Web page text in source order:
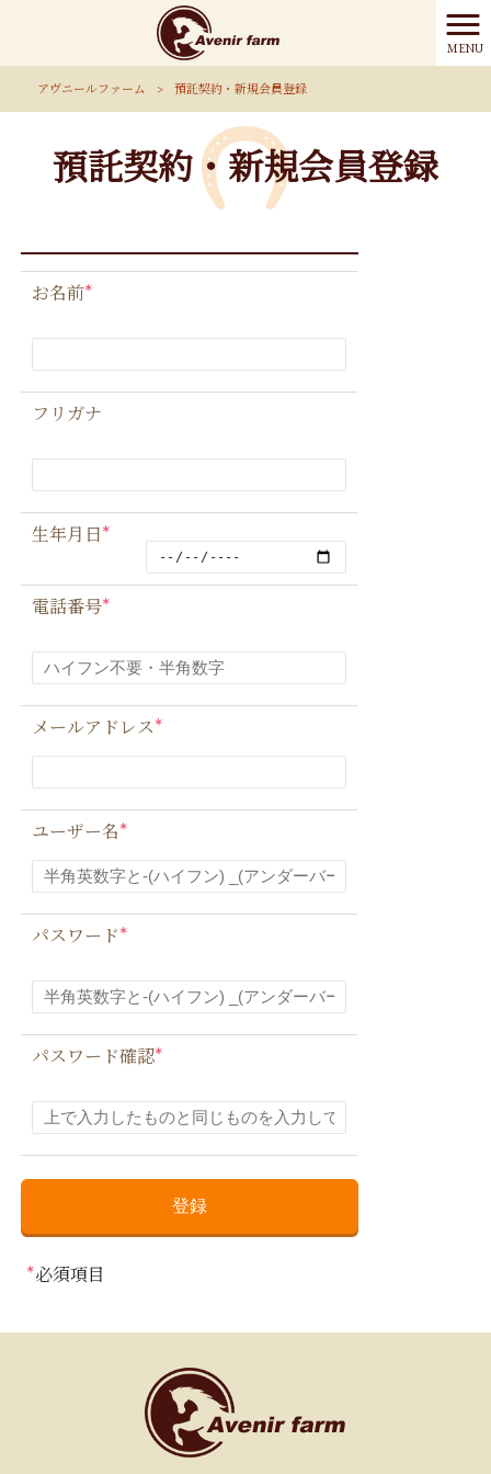
MENU
アヴニールファーム > 預託契約・新規会員登録
預託契約・新規会員登録
お名前*
フリガナ
生年月日*
電話番号*
メールアドレス*
ユーザー名*
パスワード*
パスワード確認*
*必須項目